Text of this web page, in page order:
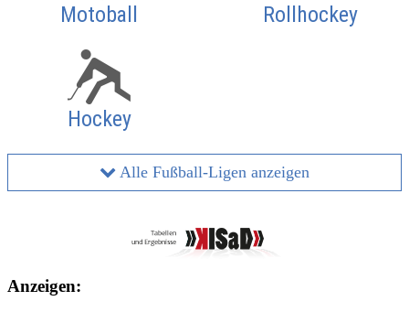
Motoball Rollhockey
Hockey
Alle Fußball-Ligen anzeigen
Anzeigen: